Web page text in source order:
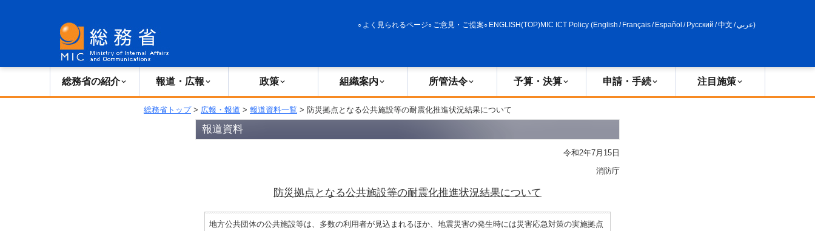
よく見られるページ ご意見・ご提案 ENGLISH(TOP)MIC ICT Policy (English / Français/ Español / Русский /中文 /عربي)
総務省の紹介 報道・広報 政策 組織案内 所管法令 予算・決算 申請・手続 注目施策
総務省トップ> 広報・報道 > 報道資料一覧 > 防災拠点となる公共施設等の耐震化推進状況結果について
報道資料
令和2年7月15日
消防庁
防災拠点となる公共施設等の耐震化推進状況結果について
地方公共団体の公共施設等は、多数の利用者が見込まれるほか、地震災害の発生時には災害応急対策の実施拠点